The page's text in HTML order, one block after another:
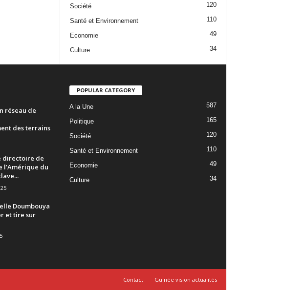
Société 120
Santé et Environnement 110
Economie 49
Culture 34
réseau de
des terrains
directoire de
l’Amérique du
Doumbouya
et tire sur
POPULAR CATEGORY
A la Une 587
Politique 165
Société 120
Santé et Environnement 110
Economie 49
Culture 34
Contact Guinée vision actualités